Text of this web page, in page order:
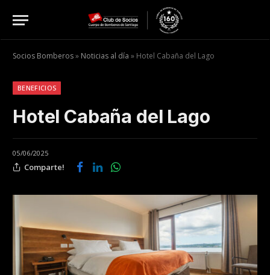
Socios Bomberos» Noticias al día » Hotel Cabaña del Lago
BENEFICIOS
Hotel Cabaña del Lago
05/06/2025
Comparte!